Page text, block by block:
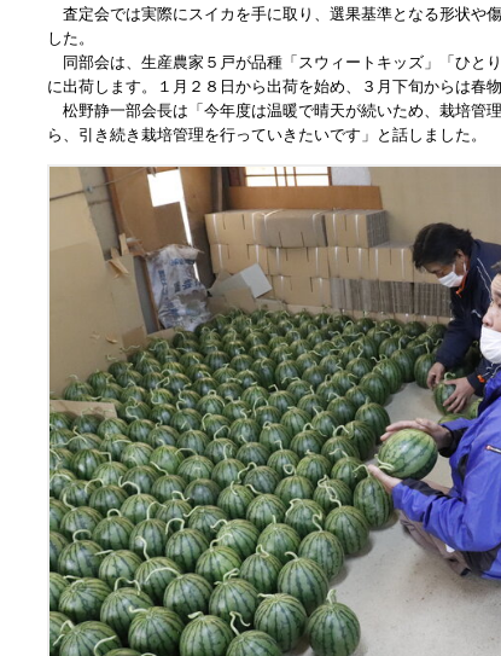
査定会では実際にスイカを手に取り、選果基準となる形状や
した。
同部会は、生産農家５戸が品種「スウィートキッズ」「ひと
に出荷します。１月２８日から出荷を始め、３月下旬からは春
松野静一部会長は「今年度は温暖で晴天が続いため、栽培管
ら、引き続き栽培管理を行っていきたいです」と話しました。